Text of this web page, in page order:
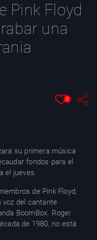
Pink Floyd
una
0
su primera música
fondos para el
el jueves.
de Pink Floyd,
voz del cantante
BoomBox. Roger
de 1980, no está